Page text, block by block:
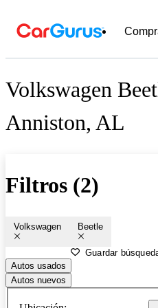
Volkswagen
Anniston, AL
Filtros (2)
Volkswagen Beetle
Guardar
Autos usados
Autos nuevos